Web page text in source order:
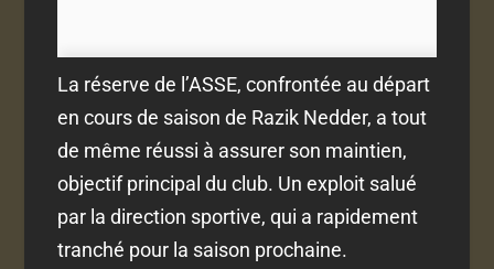
La réserve de l’ASSE, confrontée au départ
en cours de saison de Razik Nedder, a tout
de même réussi à assurer son maintien,
objectif principal du club. Un exploit salué
par la direction sportive, qui a rapidement
tranché pour la saison prochaine.